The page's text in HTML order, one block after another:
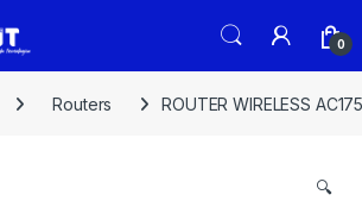
0
Routers ROUTER WIRELESS
🔍